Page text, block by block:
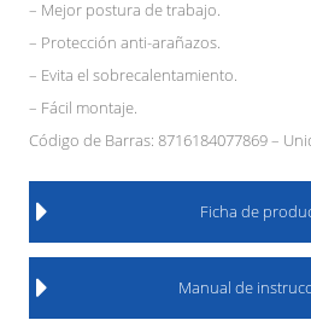
– Mejor postura de trabajo.
– Protección anti-arañazos.
– Evita el sobrecalentamiento.
– Fácil montaje.
Código de Barras: 8716184077869 –
Ficha de
Manual de